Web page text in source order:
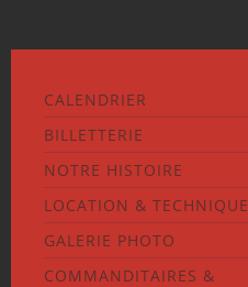
CALENDRIER
BILLETTERIE
NOTRE HISTOIRE
LOCATION & TECHNIQUE
GALERIE PHOTO
COMMANDITAIRES &